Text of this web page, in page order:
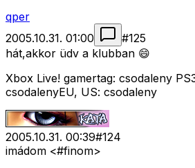
qper
2005.10.31. 01:00
#125
hát,akkor üdv a klubban 😄
Xbox Live! gamertag: csodaleny
csodalenyEU, US: csodaleny
2005.10.31. 00:39#124
imádom <#finom>